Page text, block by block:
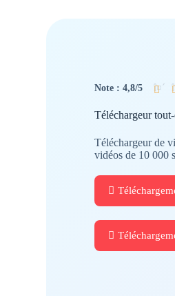
Note : 4,8/5 î¤´
Téléchargeur
Téléchargeur de
vidéos de 10 000